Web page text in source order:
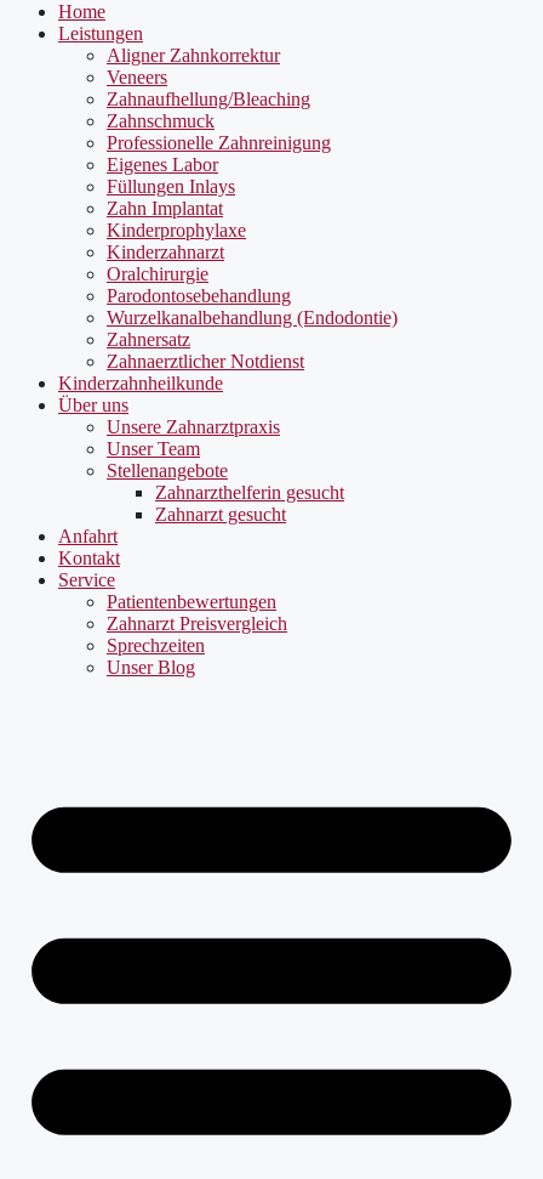
Home
Leistungen
Aligner Zahnkorrektur
Veneers
Zahnaufhellung/Bleaching
Zahnschmuck
Professionelle Zahnreinigung
Eigenes Labor
Füllungen Inlays
Zahn Implantat
Kinderprophylaxe
Kinderzahnarzt
Oralchirurgie
Parodontosebehandlung
Wurzelkanalbehandlung (Endodontie)
Zahnersatz
Zahnaerztlicher Notdienst
Kinderzahnheilkunde
Über uns
Unsere Zahnarztpraxis
Unser Team
Stellenangebote
Zahnarzthelferin gesucht
Zahnarzt gesucht
Anfahrt
Kontakt
Service
Patientenbewertungen
Zahnarzt Preisvergleich
Sprechzeiten
Unser Blog